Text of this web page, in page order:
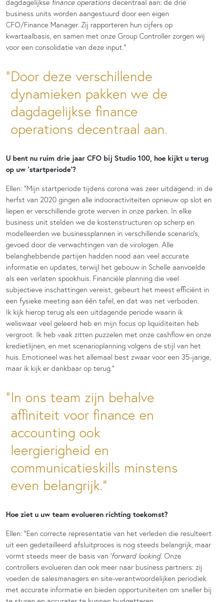
dagdagelijkse finance operations decentraal aan: de drie
business units worden aangestuurd door een eigen
CFO/Finance Manager. Zij rapporteren hun cijfers op
kwartaalbasis, en samen met onze Group Controller zorgen wij
voor een consolidatie van deze input.”
Door deze verschillende
dynamieken pakken we de
dagdagelijkse finance
operations decentraal aan.
U bent nu ruim drie jaar CFO bij Studio 100, hoe kijkt u terug
op uw ‘startperiode’?
Ellen: “Mijn startperiode tijdens corona was zeer uitdagend: in de
herfst van 2020 gingen alle indooractiviteiten opnieuw op slot en
liepen er verschillende grote werven in onze parken. In elke
business unit stelden we de kostenstructuren op scherp en
modelleerden we businessplannen in verschillende scenario’s,
gevoed door de verwachtingen van de virologen. Alle
belanghebbende partijen hadden nood aan veel accurate
informatie en updates, terwijl het gebouw in Schelle aanvoelde
als een verlaten spookhuis. Financiële planning die veel
subjectieve inschattingen vereist, gebeurt het meest efficiënt in
een fysieke meeting aan één tafel, en dat was net verboden.
Ik kijk hierop terug als een uitdagende periode waarin ik
weliswaar veel geleerd heb en mijn focus op liquiditeiten heb
vergroot. Ik heb vaak zitten puzzelen met onze cashflow en onze
kredietlijnen, en met scenarioplanning volgens de stijl van het
huis. Emotioneel was het allemaal best zwaar voor een 35-jarige,
maar ik kijk er dankbaar op terug.”
In ons team zijn behalve
affiniteit voor finance en
accounting ook
leergierigheid en
communicatieskills minstens
even belangrijk.”
Hoe ziet u uw team evolueren richting toekomst?
Ellen: “Een correcte representatie van het verleden die resulteert
uit een gedetailleerd afsluitproces is nog steeds belangrijk, maar
vormt steeds meer de basis van ‘forward looking’. Onze
controllers evolueren dan ook meer naar business partners: zij
voeden de salesmanagers en site-verantwoordelijken periodiek
met accurate informatie en bieden opportuniteiten om sneller bij